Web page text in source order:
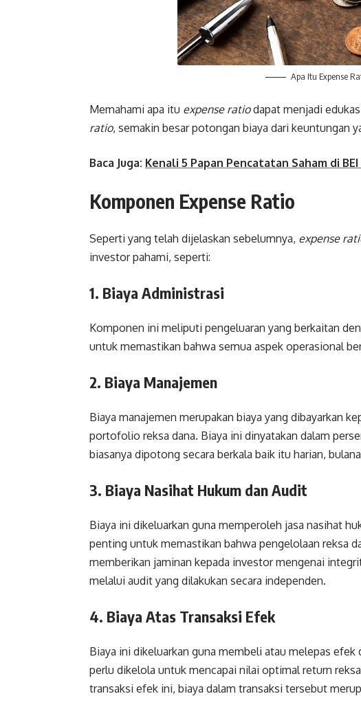
Apa Itu Expense
Memahami apa itu expense ratiodapat menjadi
ratio, semakin besar potongan biaya dari keuntungan
Baca Juga: Kenali 5 Papan Pencatatan Saham di
Komponen Expense Ratio
Seperti yang telah dijelaskan sebelumnya, expense
investor pahami, seperti:
1. Biaya Administrasi
Komponen ini meliputi pengeluaran yang berkaitan
untuk memastikan bahwa semua aspek operasional
2. Biaya Manajemen
Biaya manajemen merupakan biaya yang dibayarkan
portofolio reksa dana. Biaya ini dinyatakan dalam
biasanya dipotong secara berkala baik itu harian,
3. Biaya Nasihat Hukum dan Audit
Biaya ini dikeluarkan guna memperoleh jasa nasihat
penting untuk memastikan bahwa pengelolaan reksa
memberikan jaminan kepada investor mengenai
melalui audit yang dilakukan secara independen.
4. Biaya Atas Transaksi Efek
Biaya ini dikeluarkan guna membeli atau melepas efek
perlu dikelola untuk mencapai nilai optimal return
transaksi efek ini, biaya dalam transaksi tersebut